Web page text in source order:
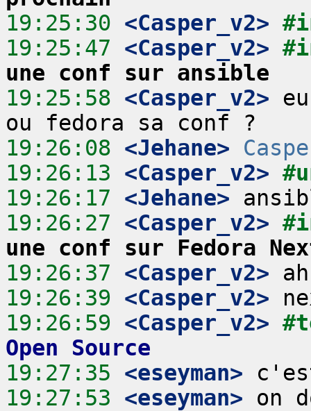
19:25:30 <Casper_v2>
19:25:47 <Casper_v2>
une conf sur ansible
19:25:58 <Casper_v2>
19:26:08 <Jehane>
19:26:13 <Casper_v2>
19:26:17 <Jehane>
19:26:27 <Casper_v2>
une conf sur Fedora
19:26:37 <Casper_v2>
19:26:39 <Casper_v2>
19:26:59 <Casper_v2>
Open Source
19:27:35 <eseyman>
19:27:53 <eseyman> on